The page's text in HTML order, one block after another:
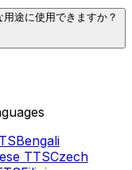
途に使用できますか？
Bengali
TTSCzech